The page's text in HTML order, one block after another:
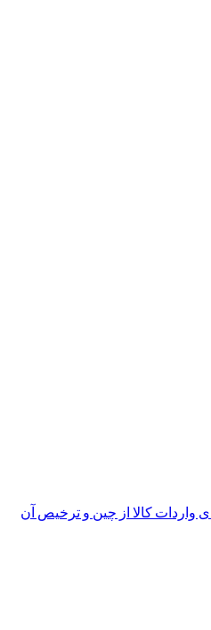
واردات کالا از چین و ترخیص آن